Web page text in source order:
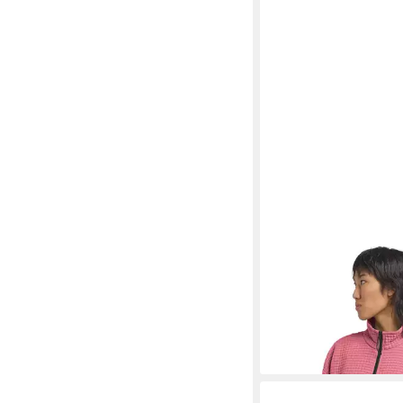
JACK WOLFSKIN
MOGARI FZ W
110,00 €
+1